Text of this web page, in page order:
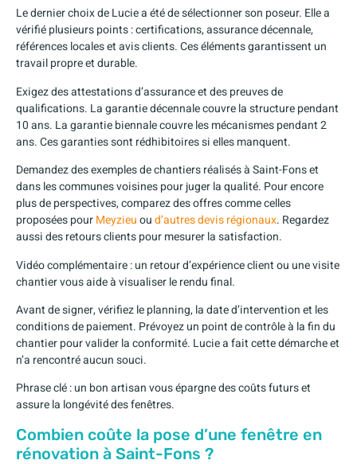
Le dernier choix de Lucie a été de sélectionner son poseur. Elle a
vérifié plusieurs points : certifications, assurance décennale,
références locales et avis clients. Ces éléments garantissent un
travail propre et durable.
Exigez des attestations d’assurance et des preuves de
qualifications. La garantie décennale couvre la structure pendant
10 ans. La garantie biennale couvre les mécanismes pendant 2
ans. Ces garanties sont rédhibitoires si elles manquent.
Demandez des exemples de chantiers réalisés à Saint-Fons et
dans les communes voisines pour juger la qualité. Pour encore
plus de perspectives, comparez des offres comme celles
proposées pourMeyzieuoud’autres devis régionaux. Regardez
aussi des retours clients pour mesurer la satisfaction.
Vidéo complémentaire : un retour d’expérience client ou une visite
chantier vous aide à visualiser le rendu final.
Avant de signer, vérifiez le planning, la date d’intervention et les
conditions de paiement. Prévoyez un point de contrôle à la fin du
chantier pour valider la conformité. Lucie a fait cette démarche et
n’a rencontré aucun souci.
Phrase clé : un bon artisan vous épargne des coûts futurs et
assure la longévité des fenêtres.
Combien coûte la pose d’une fenêtre en
rénovation à Saint-Fons ?